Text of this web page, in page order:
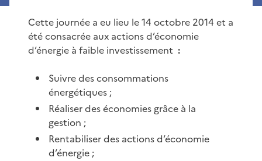
Cette journée a eu lieu le 14 octobre 2014 et a
été consacrée aux actions d’économie
d’énergie à faible investissement :
Suivre des consommations
énergétiques ;
Réaliser des économies grâce à la
gestion ;
Rentabiliser des actions d’économie
d’énergie ;